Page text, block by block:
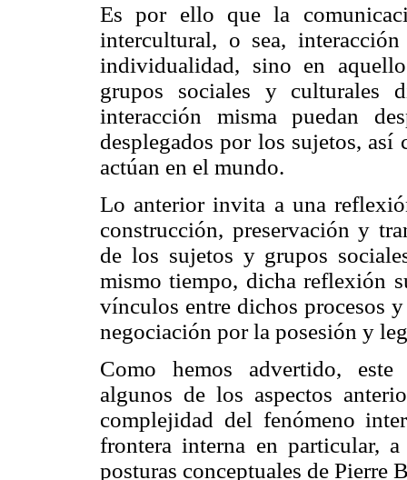
Es por ello que la
intercultural, o sea,
individualidad, sino en
grupos sociales y culturales
interacción misma puedan
desplegados por los sujetos, así
actúan en el mundo.
Lo anterior invita a una
construcción, preservación y
de los sujetos y grupos
mismo tiempo, dicha reflexión
vínculos entre dichos procesos
negociación por la posesión y
Como hemos advertido, este
algunos de los aspectos
complejidad del fenómeno
frontera interna en particular,
posturas conceptuales de Pierre